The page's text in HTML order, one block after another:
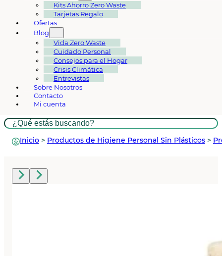
Kits Ahorro Zero Waste
Tarjetas Regalo
Ofertas
Blog
Vida Zero Waste
Cuidado Personal
Consejos para el Hogar
Crisis Climática
Entrevistas
Sobre Nosotros
Contacto
Mi cuenta
Buscar
Inicio > Productos de Higiene Personal Sin Plásticos >